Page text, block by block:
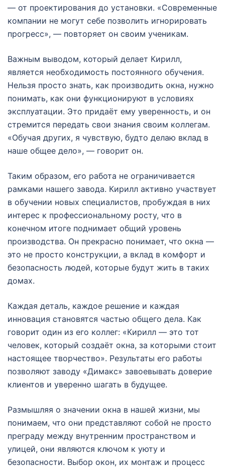
— от проектирования до установки. «Современные
компании не могут себе позволить игнорировать
прогресс», — повторяет он своим ученикам.
Важным выводом, который делает Кирилл,
является необходимость постоянного обучения.
Нельзя просто знать, как производить окна, нужно
понимать, как они функционируют в условиях
эксплуатации. Это придаёт ему уверенность, и он
стремится передать свои знания своим коллегам.
«Обучая других, я чувствую, будто делаю вклад в
наше общее дело», — говорит он.
Таким образом, его работа не ограничивается
рамками нашего завода. Кирилл активно участвует
в обучении новых специалистов, пробуждая в них
интерес к профессиональному росту, что в
конечном итоге поднимает общий уровень
производства. Он прекрасно понимает, что окна —
это не просто конструкции, а вклад в комфорт и
безопасность людей, которые будут жить в таких
домах.
Каждая деталь, каждое решение и каждая
инновация становятся частью общего дела. Как
говорит один из его коллег: «Кирилл — это тот
человек, который создаёт окна, за которыми стоит
настоящее творчество». Результаты его работы
позволяют заводу «Димакс» завоевывать доверие
клиентов и уверенно шагать в будущее.
Размышляя о значении окна в нашей жизни, мы
понимаем, что они представляют собой не просто
преграду между внутренним пространством и
улицей, они являются ключом к уюту и
безопасности. Выбор окон, их монтаж и процесс